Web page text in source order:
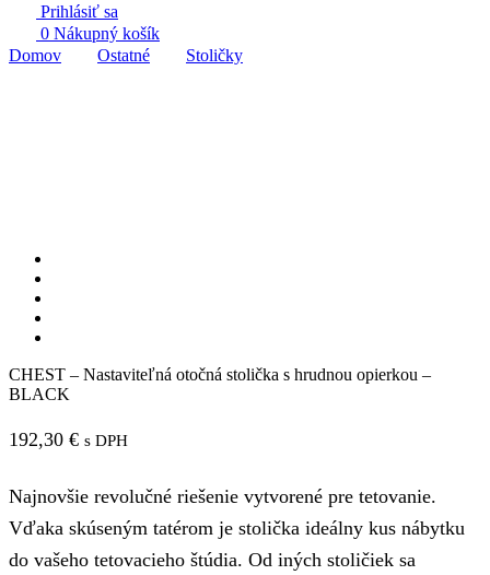
Prihlásiť sa
0 Nákupný košík
Domov
Ostatné Stoličky
CHEST – Nastaviteľná otočná stolička s hrudnou opierkou –
BLACK
192,30 € s DPH
Najnovšie revolučné riešenie vytvorené pre tetovanie.
Vďaka skúseným tatérom je stolička ideálny kus nábytku
do vašeho tetovacieho štúdia. Od iných stoličiek sa